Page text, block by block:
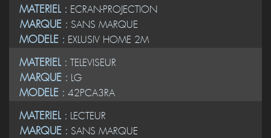
MATERIEL : ECRAN-PROJECTION
MARQUE : SANS MARQUE
MODELE : EXLUSIV HOME 2M
MATERIEL : TELEVISEUR
MARQUE : LG
MODELE : 42PCA3RA
MATERIEL : LECTEUR
MARQUE : SANS MARQUE